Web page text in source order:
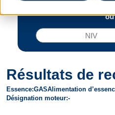
ou
Résultats de
Essence GASAlimentation
Désignation moteur -